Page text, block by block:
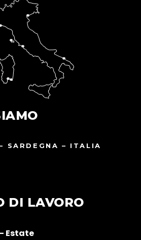
SARDEGNA – ITALIA
DI LAVORO
Estate